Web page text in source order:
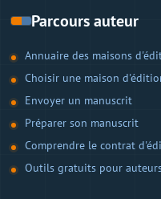
Parcours auteur
Annuaire des maisons
Choisir une maison
Envoyer un manuscrit
Préparer son manuscrit
Comprendre le contrat
Outils gratuits pour